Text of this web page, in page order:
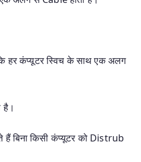
हर कंप्यूटर स्विच के साथ एक अलग
है।
बिना किसी कंप्यूटर को Distrub